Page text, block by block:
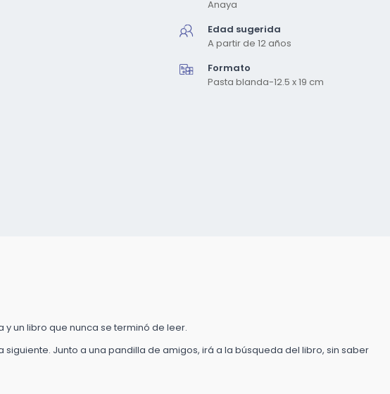
Anaya
Edad sugerida
A partir de 12 años
Formato
Pasta blanda-12.5 x 19 cm
un libro que nunca se terminó de leer.
Junto a una pandilla de amigos, irá a la búsqueda del libro, sin saber